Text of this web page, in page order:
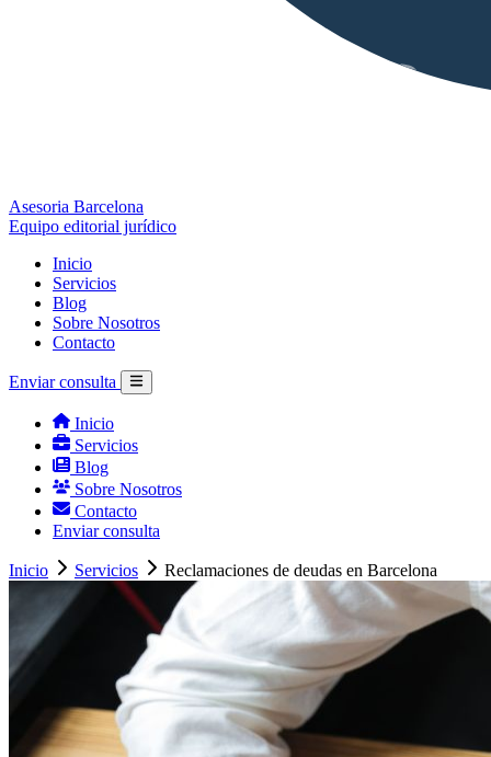
Asesoria Barcelona
Equipo editorial jurídico
Inicio
Servicios
Blog
Sobre Nosotros
Contacto
Enviar consulta
Inicio
Servicios
Blog
Sobre Nosotros
Contacto
Enviar consulta
Inicio Servicios Reclamaciones de deudas en Barcelona